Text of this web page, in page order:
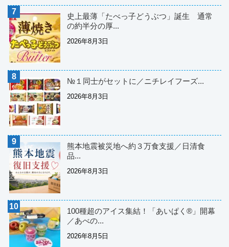
史上最薄「たべっ子どうぶつ」誕生 通常
の約半分の厚...
2026年8月3日
№１同士がセットに／ニチレイフーズ...
2026年8月3日
熊本地震被災地へ約３万食支援／日清食
品...
2026年8月3日
100種超のアイス集結！「あいぱく®」開幕
／あべの...
2026年8月5日